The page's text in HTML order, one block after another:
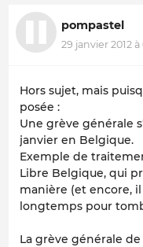
pompastel
29 janvier 2012 à
Hors sujet, mais
posée :
Une grève générale
janvier en Belgique.
Exemple de
Libre Belgique, qui
manière (et encore,
longtemps pour
La grève générale